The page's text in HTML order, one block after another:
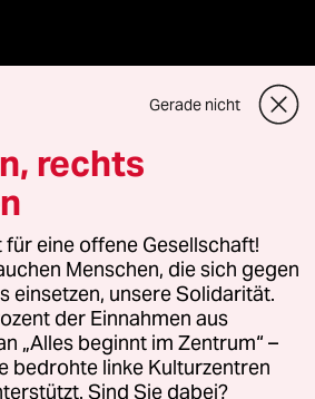
Vertriebs GmbH
rechtlichen Fragen oder für Genehmigungen
lizenzen@taz.de
Kommune-Richtlinien
Impressum AGB
Gerade nicht
rechts
eine offene Gesellschaft!
Menschen, die sich gegen
einsetzen, unsere Solidarität.
der Einnahmen aus
„Alles beginnt im Zentrum“ –
bedrohte linke Kulturzentren
Sind Sie dabei?